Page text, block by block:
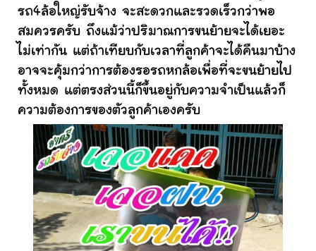
รถ4ล้อใหญ่รับจ้าง จะสะดวกและรวดเร็วกว่าพอ
สมควรครับ ถึงแม้ว่าปริมาณการขนย้ายจะได้เยอะ
ไม่เท่ากัน แต่ถ้าเทียบกับเวลาที่ลูกค้าจะได้คืนมาบ้าง
อาจจะคุ้มกว่าการต้องรอรถหกล้อเพื่อที่จะขนย้ายไป
ทั้งหมด แต่ตรงส่วนนี้ก็ขึ้นอยู่กับความจำเป็นแล้วก็
ความต้องการของตัวลูกค้าเองครับ